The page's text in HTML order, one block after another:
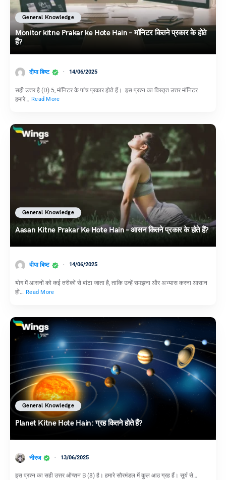
General Knowledge
Monitor kitne Prakar ke Hote Hain – मॉनिटर कितने प्रकार के होते
हैं?
दीपा बिष्ट 14/06/2025
सही उत्तर है (D) 5, मॉनिटर के पांच प्रकार होते हैं। इस प्रश्न का विस्तृत उत्तर मॉनिटर
हमारे… Read More
General Knowledge
Aasan Kitne Prakar Ke Hote Hain – आसन कितने प्रकार के होते हैं?
दीपा बिष्ट 14/06/2025
योग में आसनों को कई तरीकों से बांटा जाता है, ताकि उन्हें समझना और अभ्यास करना आसान
हो… Read More
General Knowledge
Planet Kitne Hote Hain: ग्रह कितने होते हैं?
नीरज 13/06/2025
इस प्रश्न का सही उत्तर ऑप्शन B (8) है। हमारे सौरमंडल में कुल आठ ग्रह हैं। सूर्य से…